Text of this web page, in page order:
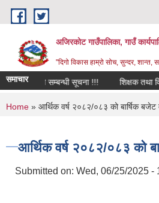
Skip to main content
अजिरकोट गाउँपालिका, गाउँ
"दिगो विकास हाम्रो सोच, सुन्दर, शान्त,
समाचार
भइ आउने सम्बन्धी सूचना !!! शिक्षक तथा
You are here
Home » आर्थिक वर्ष २०८२/०८३ को बार्षिक बजेट
आर्थिक वर्ष २०८२/०८३ को
Submitted on: Wed, 06/25/2025 -